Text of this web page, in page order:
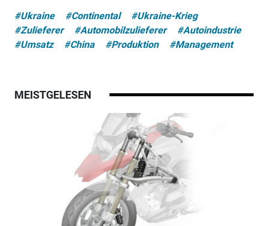
#Ukraine #Continental
#Ukraine-Krieg
#Zulieferer
#Automobilzulieferer
#Autoindustrie
#Umsatz
#China #Produktion #Management
MEISTGELESEN